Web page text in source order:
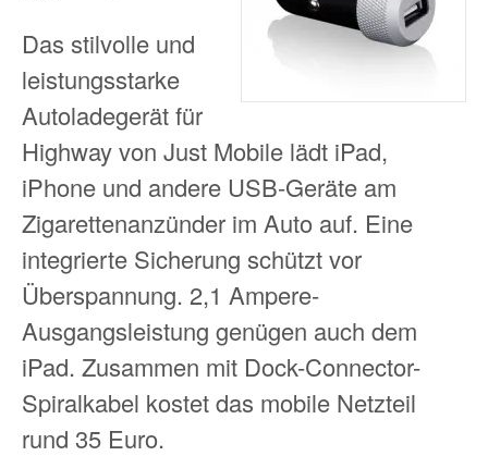
Das stilvolle und
leistungsstarke
Autoladegerät für
Highway von Just Mobile lädt iPad,
iPhone und andere USB-Geräte am
Zigarettenanzünder im Auto auf. Eine
integrierte Sicherung schützt vor
Überspannung. 2,1 Ampere-
Ausgangsleistung genügen auch dem
iPad. Zusammen mit Dock-Connector-
Spiralkabel kostet das mobile Netzteil
rund 35 Euro.